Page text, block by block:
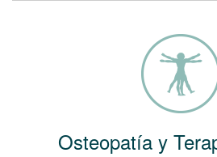
Osteopatía y